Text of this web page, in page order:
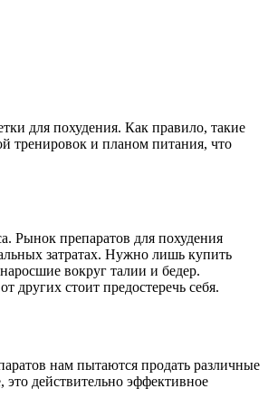
для похудения. Как правило, такие
тренировок и планом питания, что
Рынок препаратов для похудения
затратах. Нужно лишь купить
вокруг талии и бедер.
других стоит предостеречь себя.
нам пытаются продать различные
действительно эффективное